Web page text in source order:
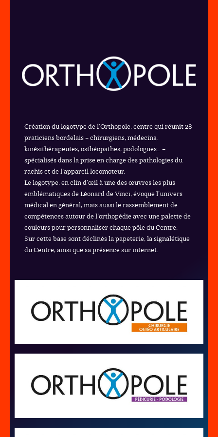
Création du logotype de l’Orthopole, centre qui réunit 28
praticiens bordelais – chirurgiens, médecins,
kinésithérapeutes, osthéopathes, podologues… –
spécialisés dans la prise en charge des pathologies du
rachis et de l’appareil locomoteur.
Le logotype, en clin d’œil à une des œuvres les plus
emblématiques de Léonard de Vinci, évoque l’univers
médical en général, mais aussi le rassemblement de
compétences autour de l’orthopédie avec une palette de
couleurs pour personnaliser chaque pôle du Centre.
Sur cette base sont déclinés la papeterie, la signalétique
du Centre, ainsi que sa présence sur internet.